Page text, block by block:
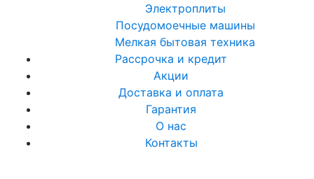
Электроплиты
Посудомоечные машины
Мелкая бытовая техника
Рассрочка и кредит
Акции
Доставка и оплата
Гарантия
О нас
Контакты